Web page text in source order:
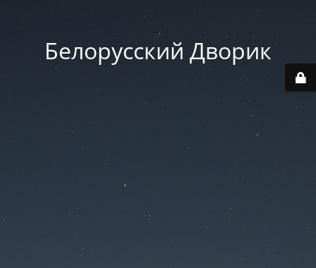
Белорусский Дворик